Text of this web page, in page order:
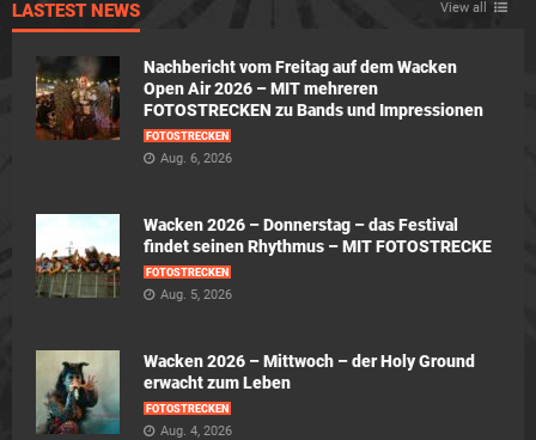
LASTEST NEWS View all
Nachbericht vom Freitag auf dem Wacken
Open Air 2026 – MIT mehreren
FOTOSTRECKEN zu Bands und Impressionen
FOTOSTRECKEN
Aug. 6, 2026
Wacken 2026 – Donnerstag – das Festival
findet seinen Rhythmus – MIT FOTOSTRECKE
FOTOSTRECKEN
Aug. 5, 2026
Wacken 2026 – Mittwoch – der Holy Ground
erwacht zum Leben
FOTOSTRECKEN
Aug. 4, 2026